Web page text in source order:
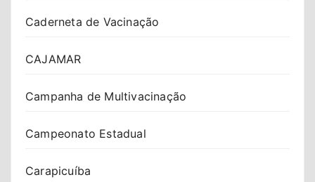
Caderneta de Vacinação
CAJAMAR
Campanha de Multivacinação
Campeonato Estadual
Carapicuíba